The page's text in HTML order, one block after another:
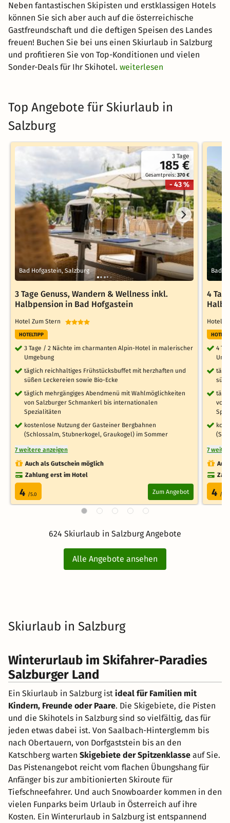
Neben fantastischen Skipisten und erstklassigen Hotels
können Sie sich aber auch auf die österreichische
Gastfreundschaft und die deftigen Speisen des Landes
freuen! Buchen Sie bei uns einen Skiurlaub in Salzburg
und profitieren Sie von Top-Konditionen und vielen
Sonder-Deals für Ihr Skihotel. weiterlesen
Top Angebote für Skiurlaub in
Salzburg
3 Tage
185 €
Gesamtpreis:370 €
- 43 %
Bad Hofgastein, Salzburg
3 Tage Genuss, Wandern & Wellness inkl.
Halbpension in Bad Hofgastein
Hotel Zum Stern
HOTELTIPP
3 Tage / 2 Nächte im charmanten Alpin-Hotel in malerischer
Umgebung
täglich reichhaltiges Frühstücksbuffet mit herzhaften und
süßen Leckereien sowie Bio-Ecke
täglich mehrgängiges Abendmenü mit Wahlmöglichkeiten
von Salzburger Schmankerl bis internationalen
Spezialitäten
kostenlose Nutzung der Gasteiner Bergbahnen
(Schlossalm, Stubnerkogel, Graukogel) im Sommer
7 weitere anzeigen
Auch als Gutschein möglich
Zahlung erst im Hotel
4 /5.0 Zum Angebot
Bad
4
Hotel
4
von
7
4 /5.0
624 Skiurlaub in Salzburg Angebote
Alle Angebote ansehen
Skiurlaub in Salzburg
Winterurlaub im Skifahrer-Paradies
Salzburger Land
Ein Skiurlaub in Salzburg ist ideal für Familien mit
Kindern, Freunde oder Paare. Die Skigebiete, die Pisten
und die Skihotels in Salzburg sind so vielfältig, das für
jeden etwas dabei ist. Von Saalbach-Hinterglemm bis
nach Obertauern, von Dorfgaststein bis an den
Katschberg warten Skigebiete der Spitzenklasse auf Sie.
Das Pistenangebot reicht vom flachen Übungshang für
Anfänger bis zur ambitionierten Skiroute für
Tiefschneefahrer. Und auch Snowboarder kommen in den
vielen Funparks beim Urlaub in Österreich auf ihre
Kosten. Ein Winterurlaub in Salzburg ist entspannend